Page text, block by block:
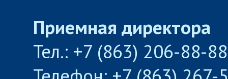
Приемная директора
Тел.: +7 (863) 206-88-